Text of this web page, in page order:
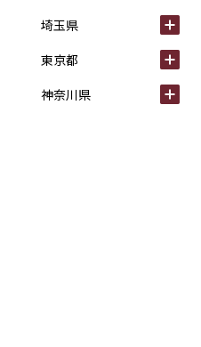
埼玉県
東京都
神奈川県